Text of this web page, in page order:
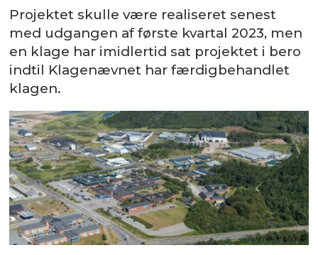
Projektet skulle være realiseret senest
med udgangen af første kvartal 2023, men
en klage har imidlertid sat projektet i bero
indtil Klagenævnet har færdigbehandlet
klagen.